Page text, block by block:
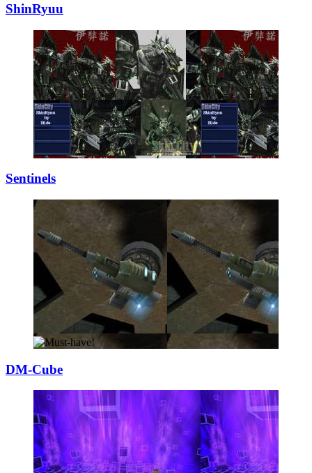
ShinRyuu
Sentinels
DM-Cube